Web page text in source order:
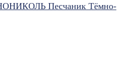
Песчаник Тёмно-